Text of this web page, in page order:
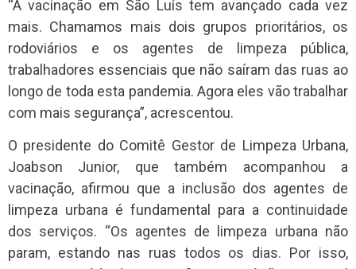
“A vacinação em São Luís tem avançado cada vez
mais. Chamamos mais dois grupos prioritários, os
rodoviários e os agentes de limpeza pública,
trabalhadores essenciais que não saíram das ruas ao
longo de toda esta pandemia. Agora eles vão trabalhar
com mais segurança”, acrescentou.
O presidente do Comitê Gestor de Limpeza Urbana,
Joabson Junior, que também acompanhou a
vacinação, afirmou que a inclusão dos agentes de
limpeza urbana é fundamental para a continuidade
dos serviços. “Os agentes de limpeza urbana não
param, estando nas ruas todos os dias. Por isso,